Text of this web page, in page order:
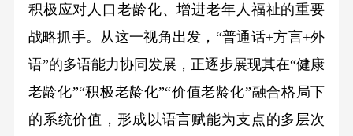
积极应对人口老龄化、增进老年人福祉的重要
战略抓手。从这一视角出发，“普通话+方言+外
语”的多语能力协同发展，正逐步展现其在“健康
老龄化”“积极老龄化”“价值老龄化”融合格局下
的系统价值，形成以语言赋能为支点的多层次